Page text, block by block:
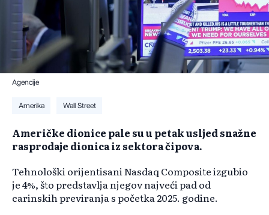
Agencije
Amerika Wall Street
Američke dionice pale su u petak usljed snažne
rasprodaje dionica iz sektora čipova.
Tehnološki orijentisani Nasdaq Composite izgubio
je 4%, što predstavlja njegov najveći pad od
carinskih previranja s početka 2025. godine.